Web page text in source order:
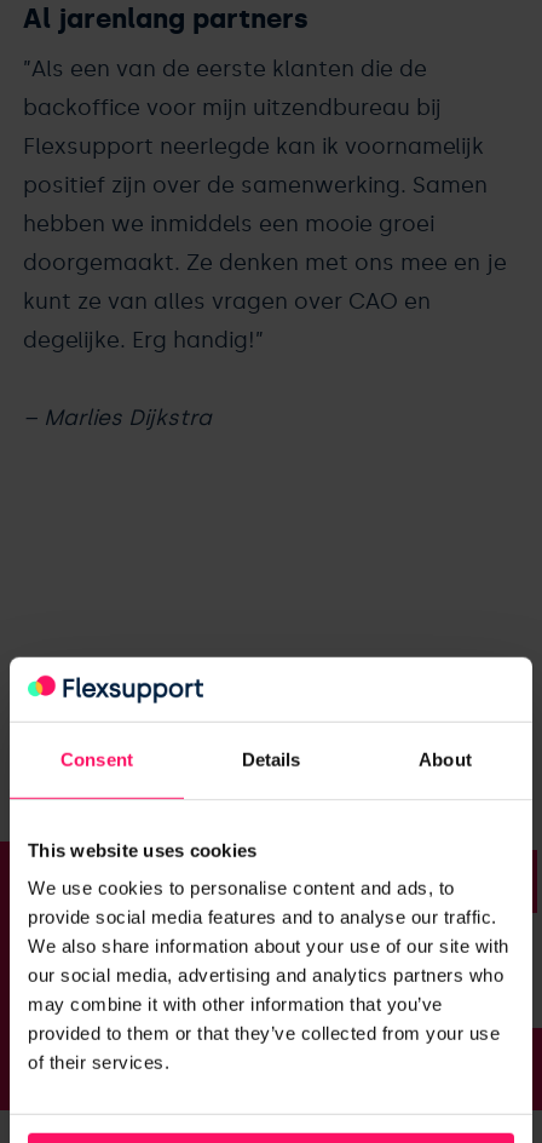
Consent Details About
This website uses cookies
We use cookies to personalise content and ads, to
provide social media features and to analyse our traffic.
We also share information about your use of our site with
our social media, advertising and analytics partners who
may combine it with other information that you’ve
provided to them or that they’ve collected from your use
of their services.
Al jarenlang partners
”Als een van de eerste klanten die de
backoffice voor mijn uitzendbureau bij
Flexsupport neerlegde kan ik voornamelijk
positief zijn over de samenwerking. Samen
hebben we inmiddels een mooie groei
doorgemaakt. Ze denken met ons mee en je
kunt ze van alles vragen over CAO en
degelijke. Erg handig!”
– Marlies Dijkstra
Anderen bekeken ook